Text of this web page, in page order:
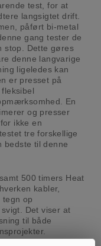
test, for at
langsigtet drift.
påført bi-metal
gang tester de
stop. Dette gøres
denne langvarige
ligeledes kan
er presset på
En
og presser
ikke en
tre forskellige
bedste til denne
500 timers Heat
kabler,
tegn op
Det viser at
til både